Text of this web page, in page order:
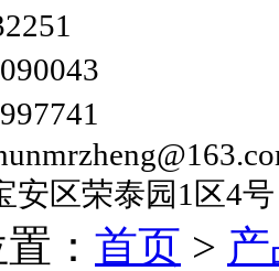
安区荣泰园 1区4号
： 首页 >